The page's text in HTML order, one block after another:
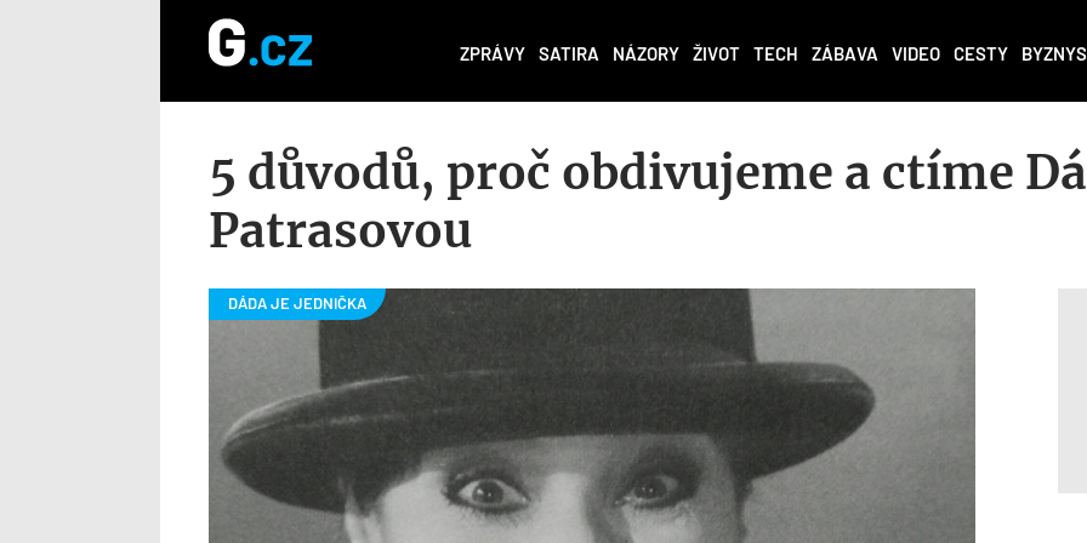
ZPRÁVY SATIRA NÁZORY ŽIVOT TECH ZÁBAVA VIDEO CESTY BYZNYS
5 důvodů, proč obdivujeme a ctíme
Patrasovou